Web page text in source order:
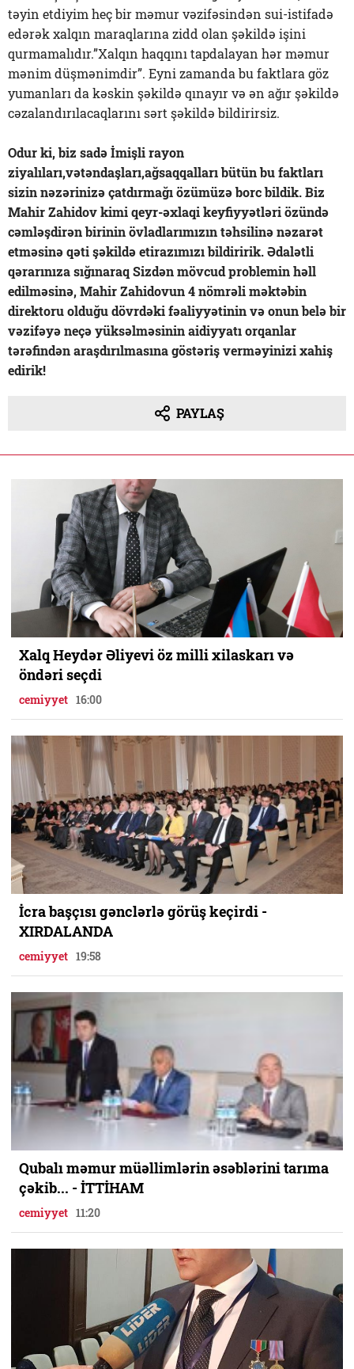
təyin etdiyim heç bir məmur vəzifəsindən sui-istifadə
edərək xalqın maraqlarına zidd olan şəkildə işini
qurmamalıdır.”Xalqın haqqını tapdalayan hər məmur
mənim düşmənimdir”. Eyni zamanda bu faktlara göz
yumanları da kəskin şəkildə qınayır və ən ağır şəkildə
cəzalandırılacaqlarını sərt şəkildə bildirirsiz.
Odur ki, biz sadə İmişli rayon
ziyalıları,vətəndaşları,ağsaqqalları bütün bu faktları
sizin nəzərinizə çatdırmağı özümüzə borc bildik. Biz
Mahir Zahidov kimi qeyr-əxlaqi keyfiyyətləri özündə
cəmləşdirən birinin övladlarımızın təhsilinə nəzarət
etməsinə qəti şəkildə etirazımızı bildiririk. Ədalətli
qərarınıza sığınaraq Sizdən mövcud problemin həll
edilməsinə, Mahir Zahidovun 4 nömrəli məktəbin
direktoru olduğu dövrdəki fəaliyyətinin və onun belə bir
vəzifəyə neçə yüksəlməsinin aidiyyatı orqanlar
tərəfindən araşdırılmasına göstəriş verməyinizi xahiş
edirik!
PAYLAŞ
Xalq Heydər Əliyevi öz milli xilaskarı və
öndəri seçdi
cemiyyet 16:00
İcra başçısı gənclərlə görüş keçirdi -
XIRDALANDA
cemiyyet 19:58
Qubalı məmur müəllimlərin əsəblərini tarıma
çəkib... - İTTİHAM
cemiyyet 11:20